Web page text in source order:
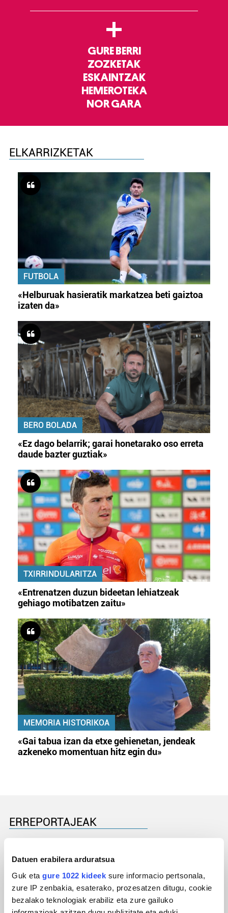
Datuen erabilera arduratsua
Guk eta gure 1022 kideek sure informacio pertsonala,
zure IP zenbakia, esaterako, prozesatzen ditugu, cookie
bezalako teknologiak erabiliz eta zure gailuko
+
GURE BERRI
ZOZKETAK
ESKAINTZAK
HEMEROTEKA
NOR GARA
ELKARRIZKETAK
FUTBOLA
«Helburuak hasieratik markatzea beti gaiztoa
izaten da»
BERO BOLADA
«Ez dago belarrik; garai honetarako oso erreta
daude bazter guztiak»
TXIRRINDULARITZA
«Entrenatzen duzun bideetan lehiatzeak
gehiago motibatzen zaitu»
MEMORIA HISTORIKOA
«Gai tabua izan da etxe gehienetan, jendeak
azkeneko momentuan hitz egin du»
ERREPORTAJEAK